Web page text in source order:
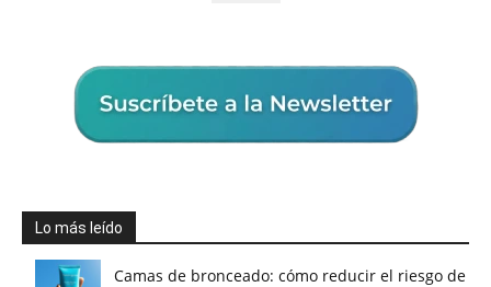
Lo más leído
Camas de bronceado: cómo reducir el riesgo de